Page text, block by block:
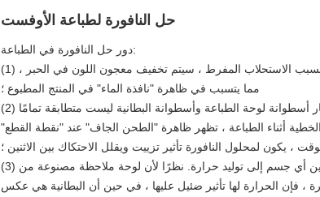
حل النافورة لطباعة الأوفست
دور حل النافورة في الطباعة:
(1) استحلاب الماء والحبر بشكل مناسب. بسبب الاستحلاب المفرط ، سيتم تخفيف معجون اللون في الحبر ،
مما يتسبب في ظاهرة "نافذة الماء" في المنتج المطبوع ؛
(2) حماية إصدار ملاحظة. نظرًا لأن أقطار أسطوانة لوحة الطباعة وأسطوانة البطانية ليست متطابقة تمامًا
أثناء الطباعة ، تظهر ظاهرة "الطحن الجاف" عند "نقطة القطع"
، يكون لمحلول النافورة تأثير تزييت ويقلل الاحتكاك بين الاثنين ؛
(3) احمِ البطانية. يؤدي الاحتكاك بين أي جسم إلى توليد حرارة. نظرًا لأن لوحة ملاحظة مصنوعة من
، فإن الحرارة لها تأثير ضئيل عليها ، في حين أن البطانية هي عكس